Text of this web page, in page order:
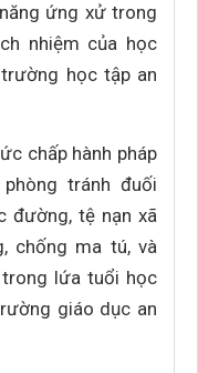
ứng xử trong
nhiệm của học
học tập an
chấp hành pháp
tránh đuối
đường, tệ nạn xã
chống ma tú, và
trong lứa tuổi học
giáo dục an